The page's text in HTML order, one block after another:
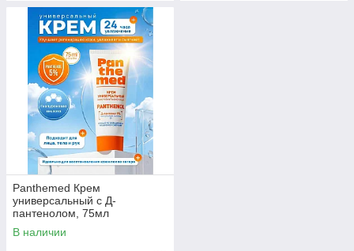
Panthemed Крем
универсальный с Д-
пантенолом, 75мл
В наличии